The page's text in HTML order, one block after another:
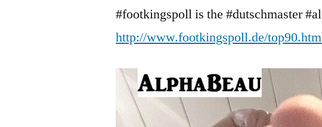
#footkingspoll is the #dutschmaster
http://www.footkingspoll.de/